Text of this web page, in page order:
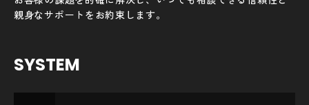
親身なサポートをお約束します。
SYSTEM